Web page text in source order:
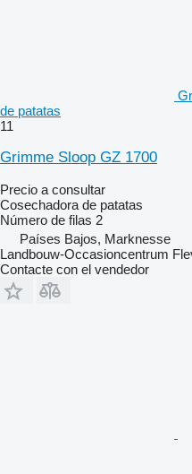
de patatas
11
Grimme Sloop GZ 1700
Precio a consultar
Cosechadora de patatas
Número de filas 2
Países Bajos, Marknesse
Landbouw-Occasioncentrum
Contacte con el vendedor